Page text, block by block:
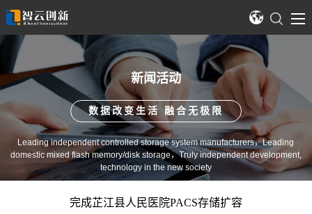
新闻活动
数据改变生活 融合无极限
Leading independent controlled storage system manufacturers，Leading
domestic mixed flash memory/disk storage，Truly independent development,
technology in the new society
完成芷江县人民医院PACS存储扩容